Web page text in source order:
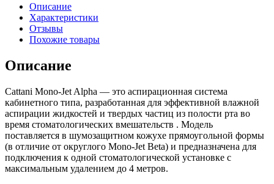
Описание
Характеристики
Отзывы
Похожие товары
Описание
Cattani Mono-Jet Alpha — это аспирационная система
кабинетного типа, разработанная для эффективной влажной
аспирации жидкостей и твердых частиц из полости рта во
время стоматологических вмешательств . Модель
поставляется в шумозащитном кожухе прямоугольной формы
(в отличие от округлого Mono-Jet Beta) и предназначена для
подключения к одной стоматологической установке с
максимальным удалением до 4 метров.